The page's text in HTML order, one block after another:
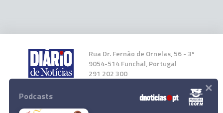
Rua Dr. Fernão de Ornelas, 56 - 3º
9054-514 Funchal, Portugal
291 202 300
Instale a nossa App
Podcasts ×